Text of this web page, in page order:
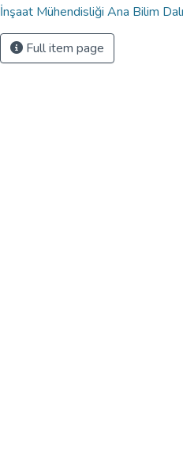
İnşaat Mühendisliği Ana Bilim
Full item page